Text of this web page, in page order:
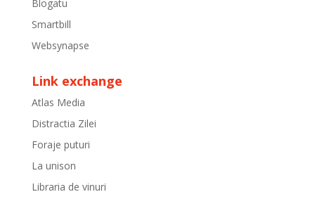
Blogatu
Smartbill
Websynapse
Link exchange
Atlas Media
Distractia Zilei
Foraje puturi
La unison
Libraria de vinuri